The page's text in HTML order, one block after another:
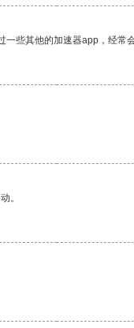
些其他的加速器app，经常
。